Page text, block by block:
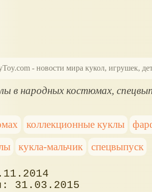
- новости мира кукол, игрушек,
в народных костюмах,
коллекционные куклы
кукла-мальчик спецвыпуск
31.03.2015